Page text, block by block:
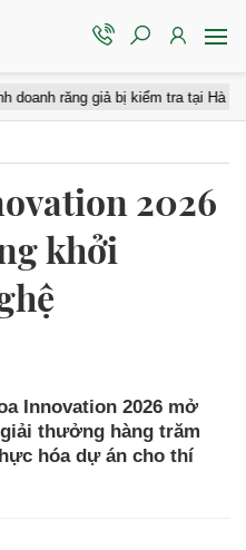
răng giả bị kiểm tra tại Hà Nội bị xử
2026
khởi
Innovation 2026 mở
thưởng hàng trăm
hóa dự án cho thí